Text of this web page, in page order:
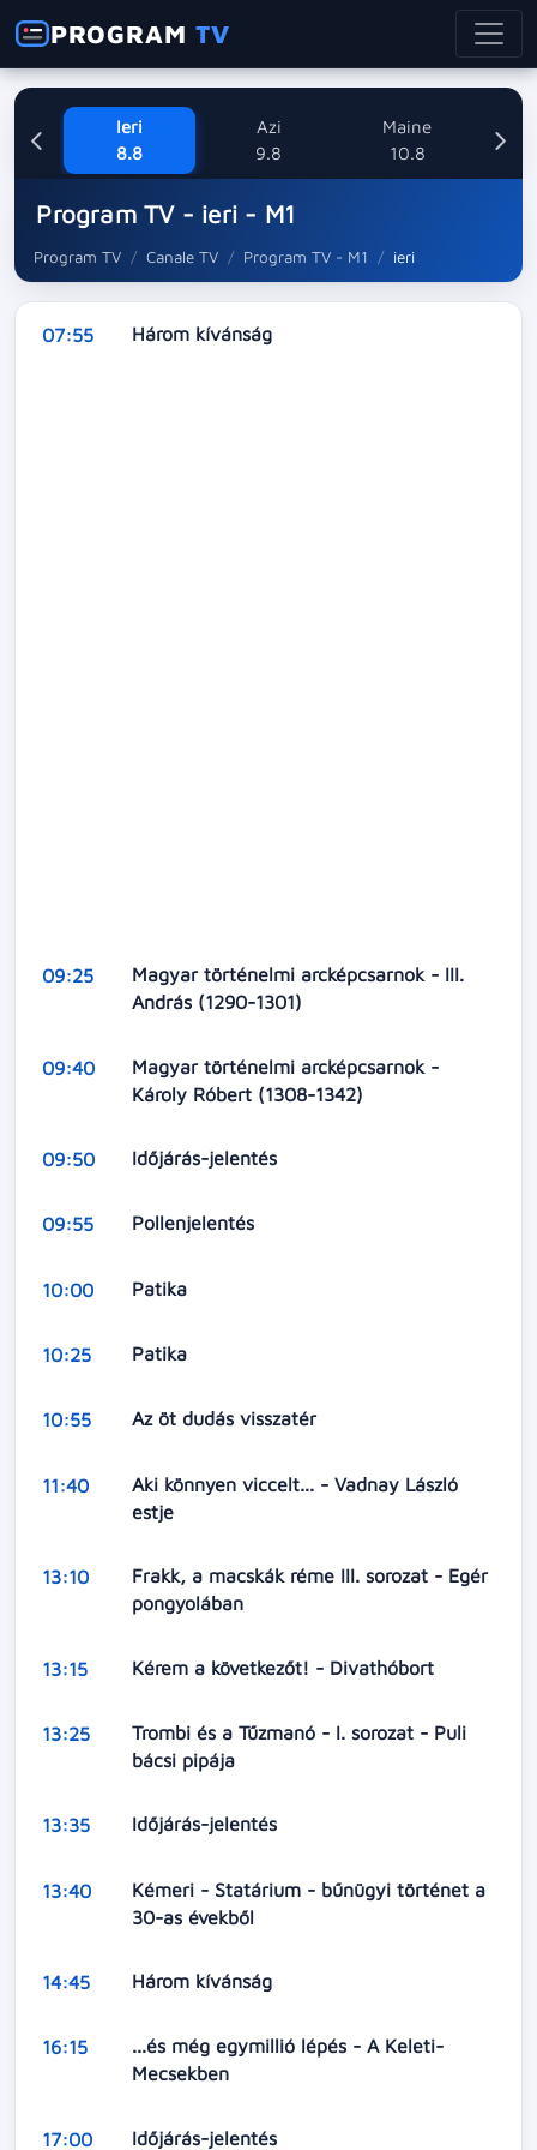
PROGRAMTV
Ieri
8.8
Azi
9.8
Maine
10.8
Program TV - ieri - M1
Program TV Canale TV Program TV - M1 ieri
07:55 Három kívánság
09:25
Magyar történelmi arcképcsarnok - III.
András (1290-1301)
09:40
Magyar történelmi arcképcsarnok -
Károly Róbert (1308-1342)
09:50 Időjárás-jelentés
09:55 Pollenjelentés
10:00 Patika
10:25 Patika
10:55 Az öt dudás visszatér
11:40
Aki könnyen viccelt... - Vadnay László
estje
13:10
Frakk, a macskák réme III. sorozat - Egér
pongyolában
13:15 Kérem a következőt! - Divathóbort
13:25
Trombi és a Tűzmanó - I. sorozat - Puli
bácsi pipája
13:35 Időjárás-jelentés
13:40
Kémeri - Statárium - bűnügyi történet a
30-as évekből
14:45 Három kívánság
16:15
...és még egymillió lépés - A Keleti-
Mecsekben
17:00 Időjárás-jelentés